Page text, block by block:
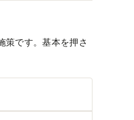
策です。基本を押さ